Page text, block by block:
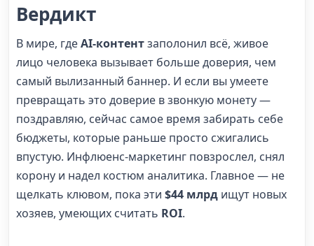
Вердикт
В мире, гдеAI-контентзаполонил всё, живое
лицо человека вызывает больше доверия, чем
самый вылизанный баннер. И если вы умеете
превращать это доверие в звонкую монету —
поздравляю, сейчас самое время забирать себе
бюджеты, которые раньше просто сжигались
впустую. Инфлюенс-маркетинг повзрослел, снял
корону и надел костюм аналитика. Главное — не
щелкать клювом, пока эти $44 млрд ищут новых
хозяев, умеющих считать ROI.